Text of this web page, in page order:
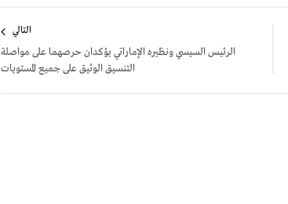
التالي
الرئيس السيسي ونظيره الإماراتي يؤكدان حرصهما على مواصلة
التنسيق الوثيق على جميع المستويات